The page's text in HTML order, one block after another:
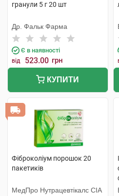
гранули 5 г 20 шт
Др. Фальк Фарма
Є в наявності
від 523.00 грн
КУПИТИ
Фіброколіум порошок 20
пакетиків
МедПро Нутрацевтікалс СІА